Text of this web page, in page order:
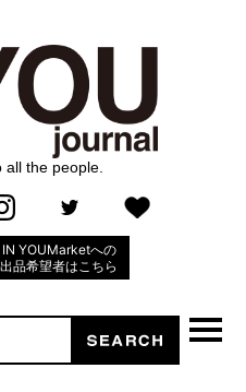
the people.
IN YOUMarketへの
出品希望者はこちら